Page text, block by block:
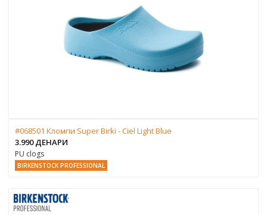
#068501 Кломпи Super Birki - Ciel Light Blue
3.990 ДЕНАРИ
PU clogs
BIRKENSTOCK PROFESSIONAL